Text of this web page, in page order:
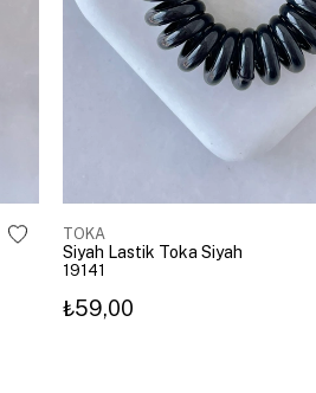
TOKA
Siyah Lastik Toka Siyah
19141
₺59,00